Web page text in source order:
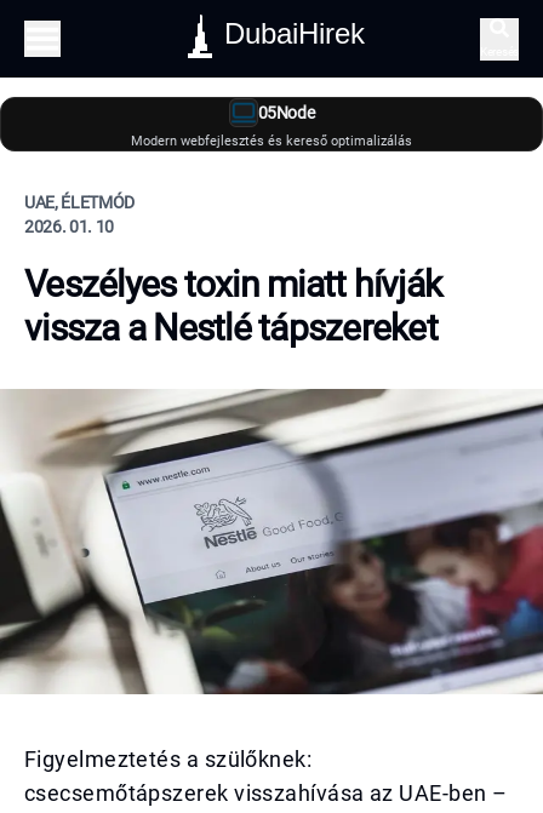
DubaiHirek
05Node
Modern webfejlesztés és kereső optimalizálás
UAE, ÉLETMÓD
2026. 01. 10
Veszélyes toxin miatt hívják
vissza a Nestlé tápszereket
Figyelmeztetés a szülőknek:
csecsemőtápszerek visszahívása az UAE-ben –